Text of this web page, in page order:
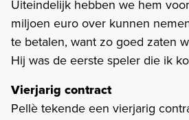
Uiteindelijk hebben we hem
miljoen euro over kunnen
te betalen, want zo goed zaten
Hij was de eerste speler die ik
Vierjarig contract
Pellè tekende een vierjarig